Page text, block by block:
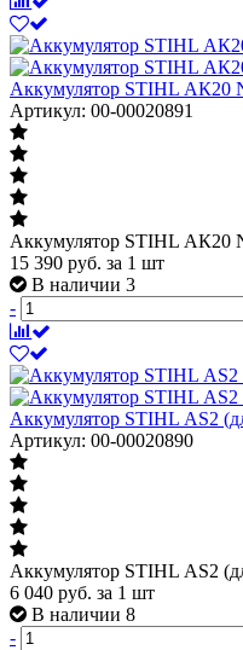
Аккумулятор STIHL АК20
Артикул: 00-00020891
Аккумулятор STIHL АК20
15 390 руб. за 1 шт
В наличии 3
-
Аккумулятор STIHL АS2
Артикул: 00-00020890
Аккумулятор STIHL АS2
6 040 руб. за 1 шт
В наличии 8
-